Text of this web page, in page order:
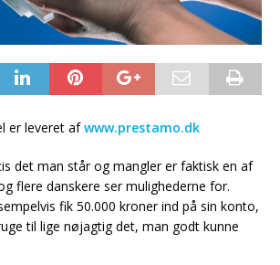
er leveret afwww.prestamo.dk
det man står og mangler er faktisk en af
flere danskere ser mulighederne for.
fik 50.000 kroner ind på sin konto,
til lige nøjagtig det, man godt kunne